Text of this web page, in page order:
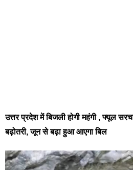
उत्तर प्रदेश में बिजली होगी महंगी , फ्यूल
बढ़ोतरी, जून से बढ़ा हुआ आएगा बिल